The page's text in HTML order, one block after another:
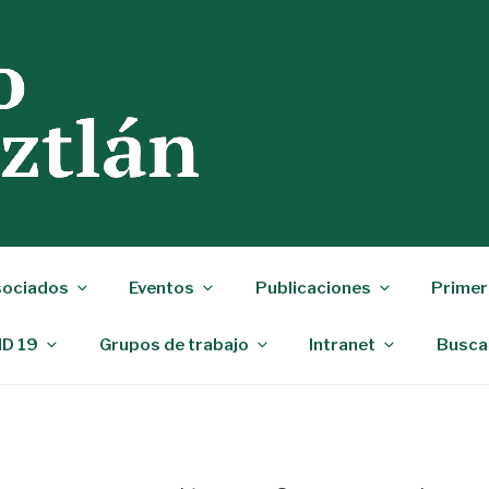
Eventos Publicaciones
19 Grupos de trabajo Intranet